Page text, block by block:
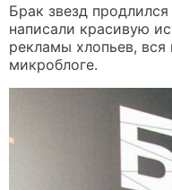
Брак звезд
написали красивую
рекламы хлопьев,
микроблоге.